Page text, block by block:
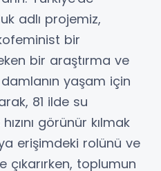
adlı projemiz,
bir
bir araştırma ve
yaşam için
81 ilde su
görünür kılmak
erişimdeki rolünü ve
toplumun